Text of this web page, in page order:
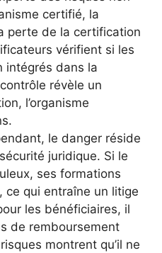
certifié, la
perte de la certification
vérifient si les
intégrés dans la
révèle un
l’organisme
le danger réside
juridique. Si le
ses formations
ce qui entraîne un litige
les bénéficiaires, il
de remboursement
montrent qu’il ne